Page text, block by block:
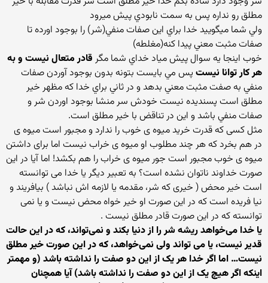
مطلق رو نداره پس به سمت نابودي پيش ميرود
ولي شما ميگوييد خدا براي اين صفات منفي(شر) را بوجود اورده تا
صفات مثبت معني پيدا کنه(مغلطه)
خوب اينجا يه سوال پيش مياد خداي شما مگر قادر متعال نيست و به
هر کار توانا نيست پس مي بايست بتونه بدون بوجود آوردن صفات
منفي به صفت مثبت معني بدهد و در ثاني براي خدا که مظهر خير
مطلق است پسنديده نيست خودش سر منشا بوجود اوردن شر و
صفات منفي باشد و اين در تناقض با خير مطلق است.
مثل کسی که قدرت خرید میوه ی خوب را ندارد و مجبور است میوه ی
در هم بخرد که هر چند مطلوب او میوه ی خراب نیست اما برای داشتن
میوه ی خوب مجبور است جور میوه ی خراب را هم بکشد! اما آیا در این
صورت خداوند ناتوان نشده است؟ به تعبیر دیگر یا خدا می توانسته
است خیر محض ( خیری که شر، مقدمه یا لازمه اش نباشد ) بیافریند و
نیا فریده است که در این صورت او خیر خواه محض نیست و یا نمی
توانسته که در این صورت قادر مطلق نیست .
یا خدا می‌خواهد ریشه شر را از دنیا بکند و نمی‌تواند، که در این حالت
قدیر نیست، یا می تواند ولی نمی‌خواهد، که در این صورت خیر مطلق
نیست… اما اگر خدا هر یک از این دو صفت را نداشته باشد (و مهمتر
اینکه اگر هیچ یک از این دو صفت را نداشته باشد) آیا همچنان